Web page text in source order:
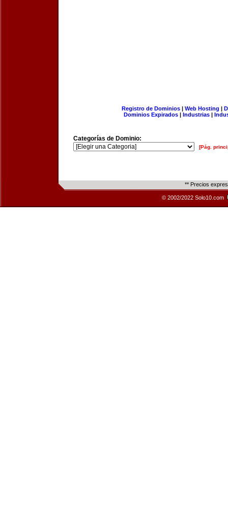
Registro de Dominios| Web Hosting |
Dominios Expirados | Industrias |
Categorías de Dominio:
[Pág.
** Precios
© 2002/2022 Solo10.com